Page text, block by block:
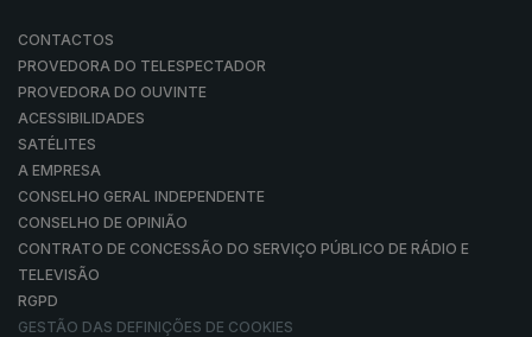
CONTACTOS
PROVEDORA DO TELESPECTADOR
PROVEDORA DO OUVINTE
ACESSIBILIDADES
SATÉLITES
A EMPRESA
CONSELHO GERAL INDEPENDENTE
CONSELHO DE OPINIÃO
CONTRATO DE CONCESSÃO DO SERVIÇO PÚBLICO DE RÁDIO E
TELEVISÃO
RGPD
GESTÃO DAS DEFINIÇÕES DE COOKIES